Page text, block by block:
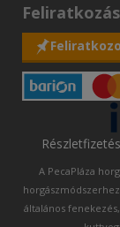
A PecaPláza
általános